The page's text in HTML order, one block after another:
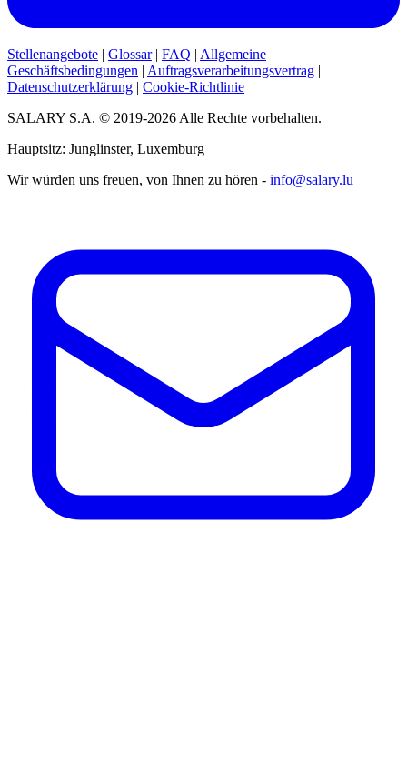
Stellenangebote | Glossar| FAQ | Allgemeine
Geschäftsbedingungen | Auftragsverarbeitungsvertrag |
Datenschutzerklärung | Cookie-Richtlinie
SALARY S.A. © 2019-2026 Alle Rechte vorbehalten.
Hauptsitz: Junglinster, Luxemburg
Wir würden uns freuen, von Ihnen zu hören - info@salary.lu